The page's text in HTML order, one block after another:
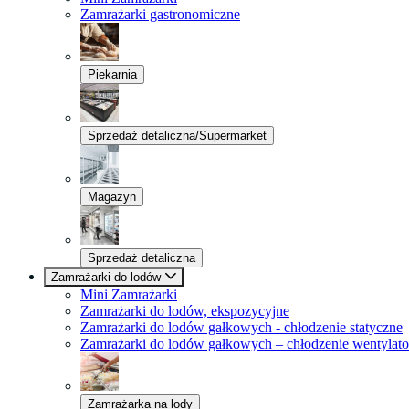
Zamrażarki gastronomiczne
Piekarnia
Sprzedaż detaliczna/Supermarket
Magazyn
Sprzedaż detaliczna
Zamrażarki do lodów
Mini Zamrażarki
Zamrażarki do lodów, ekspozycyjne
Zamrażarki do lodów gałkowych - chłodzenie statyczne
Zamrażarki do lodów gałkowych – chłodzenie
Zamrażarka na lody